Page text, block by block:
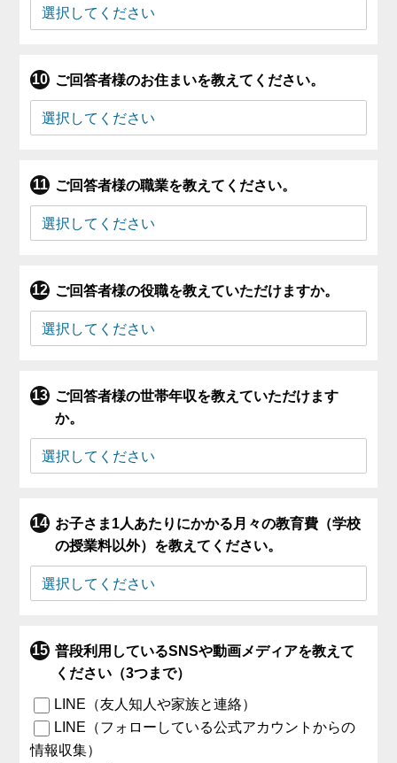
ご回答者様のお住まいを教えてください。
ご回答者様の職業を教えてください。
ご回答者様の役職を教えていただけますか。
ご回答者様の世帯年収を教えていただけます
か。
お子さま1人あたりにかかる月々の教育費（学校
の授業料以外）を教えてください。
普段利用しているSNSや動画メディアを教えて
ください（3つまで）
LINE（友人知人や家族と連絡）
LINE（フォローしている公式アカウントからの
情報収集）